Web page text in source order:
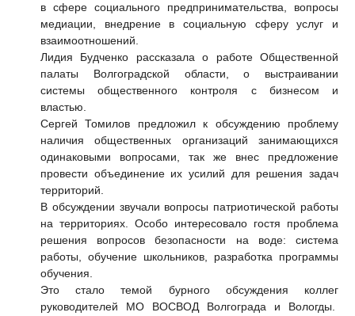
в сфере социального предпринимательства, вопросы
медиации, внедрение в социальную сферу услуг и
взаимоотношений.
Лидия Будченко рассказала о работе Общественной
палаты Волгоградской области, о выстраивании
системы общественного контроля с бизнесом и
властью.
Сергей
Томилов предложил к обсуждению проблему
наличия общественных организаций занимающихся
одинаковыми вопросами, так же внес предложение
провести объединение их усилий для решения задач
территорий.
В обсуждении звучали вопросы патриотической работы
на территориях. Особо интересовало гостя проблема
решения вопросов безопасности на воде: система
работы, обучение школьников, разработка программы
обучения.
Это стало темой бурного обсуждения коллег
руководителей МО ВОСВОД Волгограда и Вологды.